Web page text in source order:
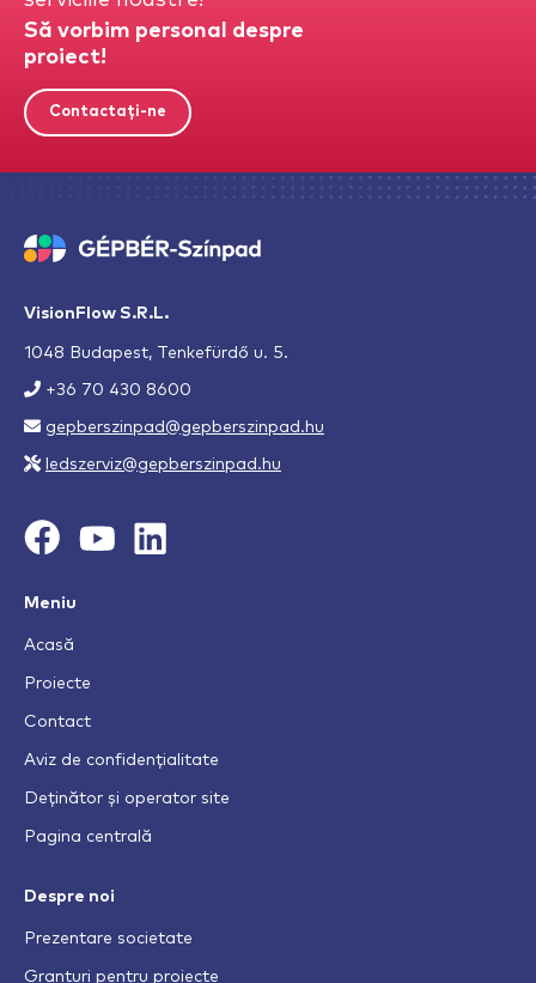
VisionFlow S.R.L.
1048 Budapest, Tenkefürdő u. 5.
+36 70 430 8600
gepberszinpad@gepberszinpad.hu
ledszerviz@gepberszinpad.hu
Să vorbim personal despre
proiect!
Contactați-ne
Meniu
Acasă
Proiecte
Contact
Aviz de confidențialitate
Deținător și operator site
Pagina centrală
Despre noi
Prezentare societate
Granturi pentru proiecte